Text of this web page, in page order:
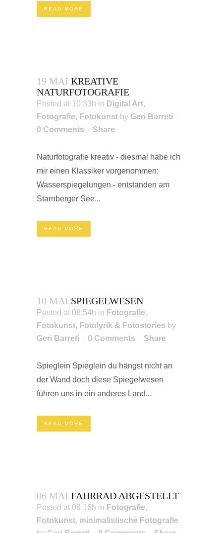
READ MORE
19 MAI KREATIVE
NATURFOTOGRAFIE
Posted at 10:33h in Digital Art,
Fotografie, Fotokunst by Geri Barreti
0 Comments
Share
Naturfotografie kreativ - diesmal habe ich
mir einen Klassiker vorgenommen:
Wasserspiegelungen - entstanden am
Starnberger See...
READ MORE
10 MAI SPIEGELWESEN
Posted at 08:54h in Fotografie,
Fotokunst, Fotolyrik & Fotostories by
Geri Barreti
0 Comments Share
Spieglein Spieglein du hängst nicht an
der Wand doch diese Spiegelwesen
führen uns in ein anderes Land...
READ MORE
06 MAI FAHRRAD ABGESTELLT
Posted at 09:16h in Fotografie,
Fotokunst, minimalistische Fotografie